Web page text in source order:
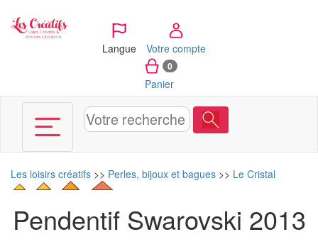
Langue Votre compte
0
Panier
Les loisirs créatifs >> Perles, bijoux et bagues >> Le Cristal
Pendentif Swarovski 2013